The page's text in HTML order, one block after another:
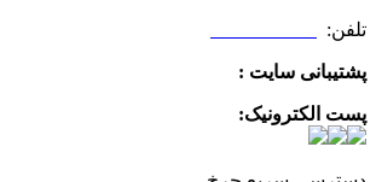
تلفن:
پشتیبانی سایت :
پست الکترونیک: